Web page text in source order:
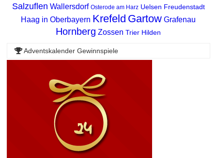
Salzuflen Wallersdorf Osterode am Harz Uelsen Freudenstadt
Haag in Oberbayern Krefeld Gartow Grafenau
Hornberg Zossen Trier Hilden
Adventskalender Gewinnspiele